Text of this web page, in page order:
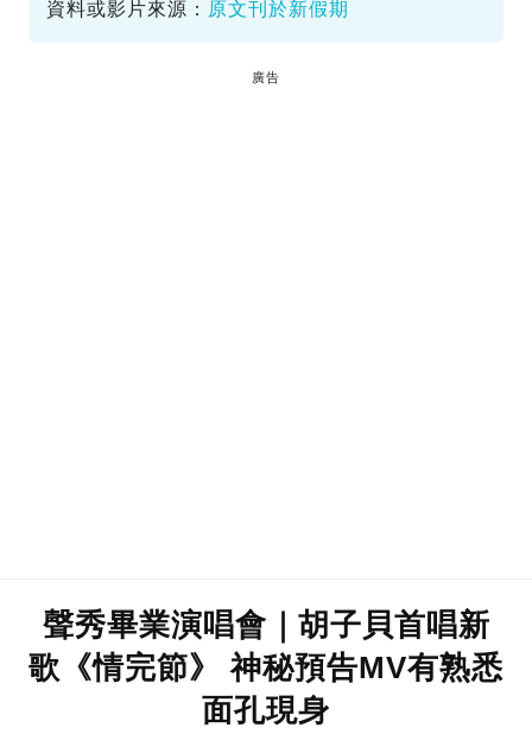
資料或影片來源： 原文刊於新假期
廣告
聲秀畢業演唱會｜胡子貝首唱新
歌《情完節》 神秘預告MV有熟悉
面孔現身